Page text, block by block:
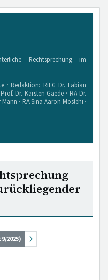
Rechtsprechung im
· Redaktion: RiLG Dr. Fabian
Dr. Karsten Gaede · RA Dr.
· RA Sina Aaron Moslehi ·
9/2025)